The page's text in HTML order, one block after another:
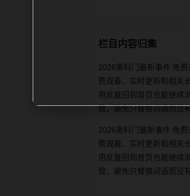
栏目内容归集
2026黑料门最新事件 免
费观看、实时更新和相关
用反复回到首页也能继续
致，避免只替换词语而没
2026黑料门最新事件 免
费观看、实时更新和相关
用反复回到首页也能继续
致，避免只替换词语而没